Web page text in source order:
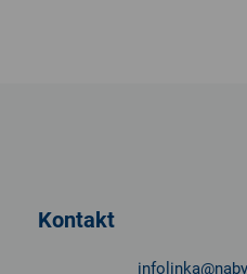
Kontakt
infolinka@